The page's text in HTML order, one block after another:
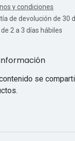
y condiciones
de devolución de 30
de 2 a 3 días hábiles
se